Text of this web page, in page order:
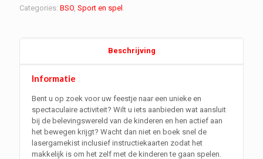
Categories: BSO, Sport en spel .
Beschrijving
Informatie
Bent u op zoek voor uw feestje naar een unieke en
spectaculaire activiteit? Wilt u iets aanbieden wat aansluit
bij de belevingswereld van de kinderen en hen actief aan
het bewegen krijgt? Wacht dan niet en boek snel de
lasergamekist inclusief instructiekaarten zodat het
makkelijk is om het zelf met de kinderen te gaan spelen.